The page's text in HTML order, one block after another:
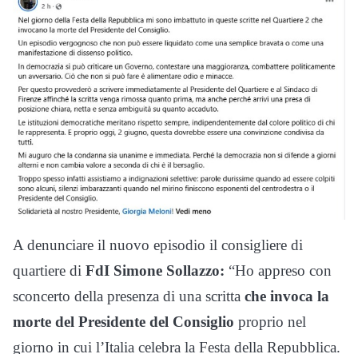
A denunciare il nuovo episodio il consigliere di
quartiere di FdI Simone Sollazzo: “Ho appreso con
sconcerto della presenza di una scritta che invoca la
morte del Presidente del Consiglio proprio nel
giorno in cui l’Italia celebra la Festa della Repubblica.